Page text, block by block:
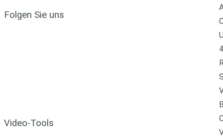
Folgen Sie uns
Video-Tools